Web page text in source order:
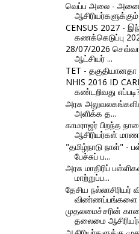
வெப்ப அலை -
ஆசிரியர்களுக்கும்
CENSUS 2027 -
கணக்கெடுப்பு
28/07/2026
ஆட்சியர் ...
TET - தகுதியானதா
NHIS 2016 ID
கண்டறிவது
அரசு
அளிக்க த...
காமராஜர் பிறந்த
ஆசிரியர்கள்
"தமிழ்நாடு நாள்" -
பேச்சுப் ப...
அரசு மாதிரிப்
மாற்றுப்ப...
தேசிய நல்லாசிரியர்
முதலமைச்சரின்
தலைமை